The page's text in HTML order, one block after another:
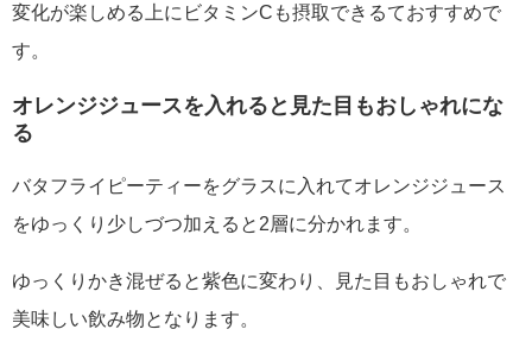
変化が楽しめる上にビタミンCも摂取できるておすすめで
す。
オレンジジュースを入れると見た目もおしゃれにな
る
バタフライピーティーをグラスに入れてオレンジジュース
をゆっくり少しづつ加えると2層に分かれます。
ゆっくりかき混ぜると紫色に変わり、見た目もおしゃれで
美味しい飲み物となります。